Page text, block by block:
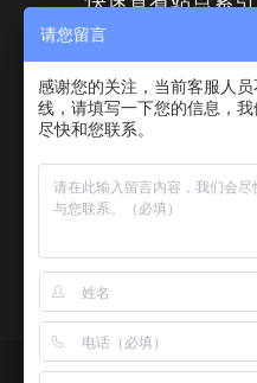
关于展会
展商中心
联系我们
www.co2-e.cn ©2027 上海
请您留言
感谢您的关注，当前客服人员
线，请填写一下您的信息，我
尽快和您联系。